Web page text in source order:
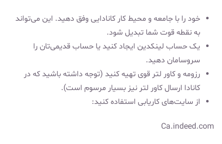
خود را با جامعه و محیط کار کانادایی وفق دهید. این می‌تواند
به نقطه قوت شما تبدیل شود.
یک حساب لینکدین ایجاد کنید یا حساب قدیمی‌تان را
سروسامان دهید.
رزومه و کاور لتر قوی تهیه کنید (توجه داشته باشید که در
کانادا ارسال کاور لتر نیز بسیار مرسوم است).
از سایت‌های کاریابی استفاده کنید:
Ca.indeed.com